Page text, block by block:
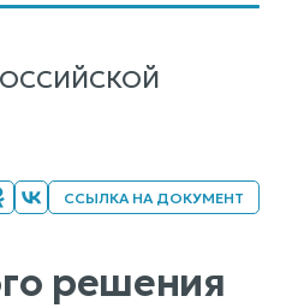
ССЫЛКА НА ДОКУМЕНТ
решения